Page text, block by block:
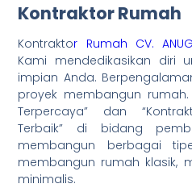
Kontraktor Rumah
Kontraktor Rumah CV.
Kami mendedikasikan diri
impian Anda.
proyek membangun
Terpercaya” dan
Terbaik” di bidang
membangun berbagai
membangun rumah klasik,
minimalis.